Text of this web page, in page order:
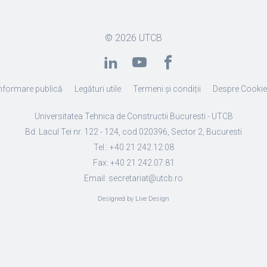
© 2026 UTCB
publică Legături utile Termeni și condiții Despre
Universitatea Tehnica de Constructii Bucuresti - UTCB
Bd. Lacul Tei nr. 122 - 124, cod 020396, Sector 2, Bucuresti
Tel.: +40 21 242.12.08
Fax: +40 21 242.07.81
Email: secretariat@utcb.ro
Designed by Live Design